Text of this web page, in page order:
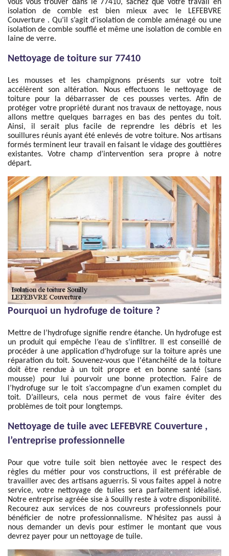
vous vous trouver dans le 77410, sachez que votre travail en
isolation de comble est bien mieux avec le LEFEBVRE
Couverture . Qu’il s’agit d’isolation de comble aménagé ou une
isolation de comble soufflé et même une isolation de comble en
laine de verre.
Nettoyage de toiture sur 77410
Les mousses et les champignons présents sur votre toit
accélèrent son altération. Nous effectuons le nettoyage de
toiture pour la débarrasser de ces pousses vertes. Afin de
protéger votre propriété durant nos travaux de nettoyage, nous
allons mettre quelques barrages en bas des pentes du toit.
Ainsi, il serait plus facile de reprendre les débris et les
souillures réunis ayant été enlevés de votre toiture. Nos artisans
formés terminent leur travail en faisant le vidage des gouttières
existantes. Votre champ d’intervention sera propre à notre
départ.
Pourquoi un hydrofuge de toiture ?
Mettre de l’hydrofuge signifie rendre étanche. Un hydrofuge est
un produit qui empêche l’eau de s’infiltrer. Il est conseillé de
procéder à une application d’hydrofuge sur la toiture après une
réparation du toit. Souvenez-vous que l'étanchéité de la toiture
doit être rendue à un toit propre et en bonne santé (sans
mousse) pour lui pourvoir une bonne protection. Faire de
l’hydrofuge sur le toit s’accompagne d’un examen complet du
toit. D’ailleurs, cela nous permet de vous faire éviter des
problèmes de toit pour longtemps.
Nettoyage de tuile avec LEFEBVRE Couverture ,
l’entreprise professionnelle
Pour que votre tuile soit bien nettoyée avec le respect des
règles du métier pour vos constructions, il est préférable de
travailler avec des artisans aguerris. Si vous faites appel à notre
service, votre nettoyage de tuiles sera parfaitement idéalisé.
Notre entreprise agréée sise à Souilly reste à votre disponibilité.
Recourez aux services de nos couvreurs professionnels pour
bénéficier de notre professionnalisme. N'hésitez pas aussi à
nous demander un devis pour estimer le montant que vous
devrez payer pour un nettoyage de tuile.